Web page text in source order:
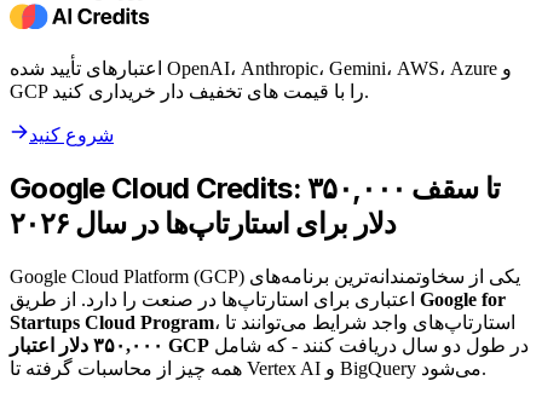
اعتبارهای تأیید شده OpenAI، Anthropic، Gemini، AWS، Azure و
GCP را با قیمت های تخفیف دار خریداری کنید.
شروع کنید
Google Cloud Credits: تا سقف ۳۵۰,۰۰۰
دلار برای استارتاپ‌ها در سال ۲۰۲۶
Google Cloud Platform (GCP) یکی از سخاوتمندانه‌ترین برنامه‌های
Google for
Startups Cloud Program ، استارتاپ‌های واجد شرایط می‌توانند تا
۳۵۰,۰۰۰ دلار اعتبار GCP
همه چیز از محاسبات گرفته تا Vertex AI و BigQuery می‌شود.